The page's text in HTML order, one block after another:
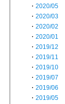
・ 2020/05
・ 2020/03
・ 2020/02
・ 2020/01
・ 2019/12
・ 2019/11
・ 2019/10
・ 2019/07
・ 2019/06
・ 2019/05